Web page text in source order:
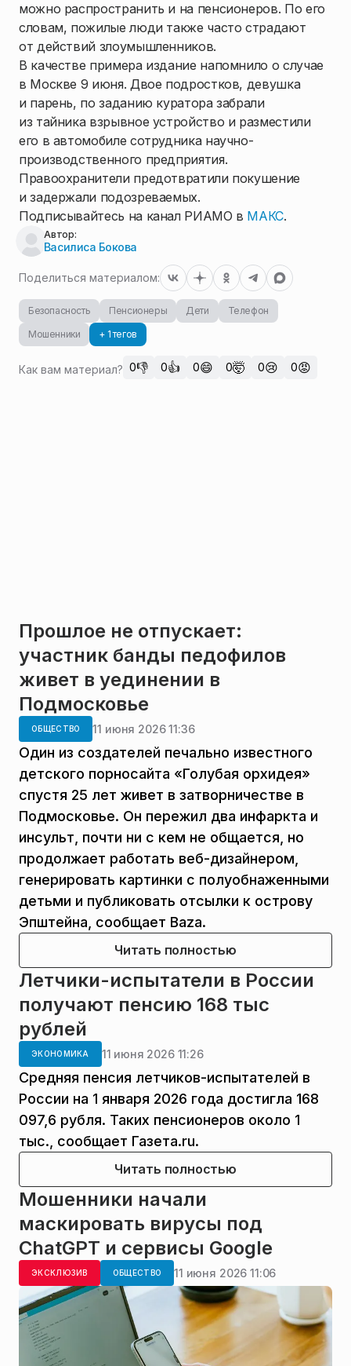
можно распространить и на пенсионеров. По его
словам, пожилые люди также часто страдают
от действий злоумышленников.
В качестве примера издание напомнило о случае
в Москве 9 июня. Двое подростков, девушка
и парень, по заданию куратора забрали
из тайника взрывное устройство и разместили
его в автомобиле сотрудника научно-
производственного предприятия.
Правоохранители предотвратили покушение
и задержали подозреваемых.
Подписывайтесь на канал РИАМО в МАКС.
Автор:
Василиса Бокова
Поделиться материалом:
Безопасность Пенсионеры Дети
Телефон
Мошенники
+ 1 тегов
Как вам материал? 0👎 0👍 0😄 0🤯 0😢 0😡
Прошлое не отпускает:
участник банды педофилов
живет в уединении в
Подмосковье
ОБЩЕСТВО 11 июня 2026 11:36
Один из создателей печально известного
детского порносайта «Голубая орхидея»
спустя 25 лет живет в затворничестве в
Подмосковье. Он пережил два инфаркта и
инсульт, почти ни с кем не общается, но
продолжает работать веб-дизайнером,
генерировать картинки с полуобнаженными
детьми и публиковать отсылки к острову
Эпштейна, сообщает Baza.
Читать полностью
Летчики-испытатели в России
получают пенсию 168 тыс
рублей
ЭКОНОМИКА 11 июня 2026 11:26
Средняя пенсия летчиков-испытателей в
России на 1 января 2026 года достигла 168
097,6 рубля. Таких пенсионеров около 1
тыс., сообщает Газета.ru.
Читать полностью
Мошенники начали
маскировать вирусы под
ChatGPT и сервисы Google
ЭКСКЛЮЗИВ ОБЩЕСТВО 11 июня 2026 11:06